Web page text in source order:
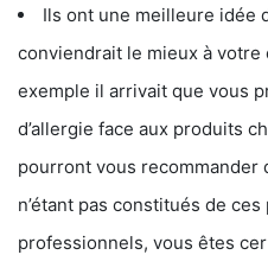
Ils ont une meilleure idée
conviendrait le mieux à
exemple il arrivait que vous
d’allergie face aux produits
pourront vous recommander
n’étant pas constitués de
professionnels, vous êtes